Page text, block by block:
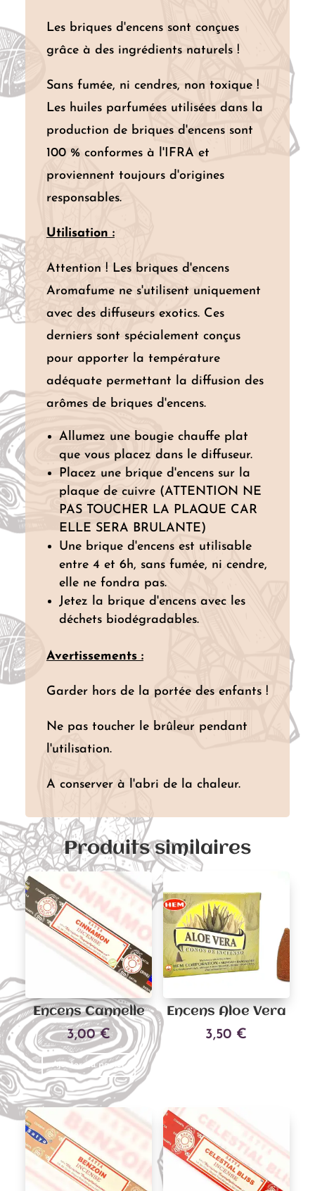
Les briques d'encens sont conçues
grâce à des ingrédients naturels !
Sans fumée, ni cendres, non toxique !
Les huiles parfumées utilisées dans la
production de briques d'encens sont
100 % conformes à l'IFRA et
proviennent toujours d'origines
responsables.
Utilisation :
Attention ! Les briques d'encens
Aromafume ne s'utilisent uniquement
avec des diffuseurs exotics. Ces
derniers sont spécialement conçus
pour apporter la température
adéquate permettant la diffusion des
arômes de briques d'encens.
Allumez une bougie chauffe plat
que vous placez dans le diffuseur.
Placez une brique d'encens sur la
plaque de cuivre (ATTENTION NE
PAS TOUCHER LA PLAQUE CAR
ELLE SERA BRULANTE)
Une brique d'encens est utilisable
entre 4 et 6h, sans fumée, ni cendre,
elle ne fondra pas.
Jetez la brique d'encens avec les
déchets biodégradables.
Avertissements :
Garder hors de la portée des enfants !
Ne pas toucher le brûleur pendant
l'utilisation.
A conserver à l'abri de la chaleur.
Produits similaires
Encens Cannelle
3,00€
Ajouter au panier
Encens Aloe Vera
3,50 €